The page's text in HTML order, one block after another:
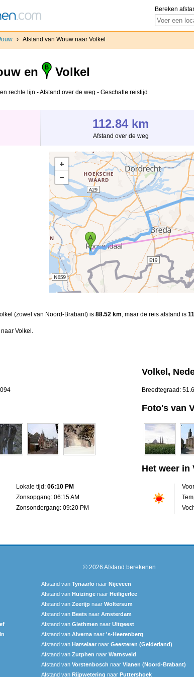
Bereken
› Afstand van Wouw naar Volkel
en Volkel
rechte lijn - Afstand over de weg - Geschatte reistijd
112.84 km
Afstand over de weg
(zowel van Noord-Brabant) is 88.52 km, maar de reis afstand is
Volkel.
Lokale tijd: 06:10 PM
Zonsopgang: 06:15 AM
Zonsondergang: 09:20 PM
Volkel,
Breedtegraad:
Foto's van
Het weer in
© 2026 Afstand berekenen
Afstand van Tynaarlo naar Nijeveen
Afstand van Huizinge naar Heiligerlee
Afstand van Zeerijp naar Woltersum
Afstand van Beets naar Amsterdam
Afstand van Giethmen naar Uitgeest
Afstand van Alverna naar 's-Heerenberg
Afstand van Harselaar naar Geesteren (Gelderland)
Afstand van Zutphen naar Warnsveld
Afstand van Vorstenbosch naar Vianen (Noord-Brabant)
Afstand van Rijpwetering naar Puttershoek